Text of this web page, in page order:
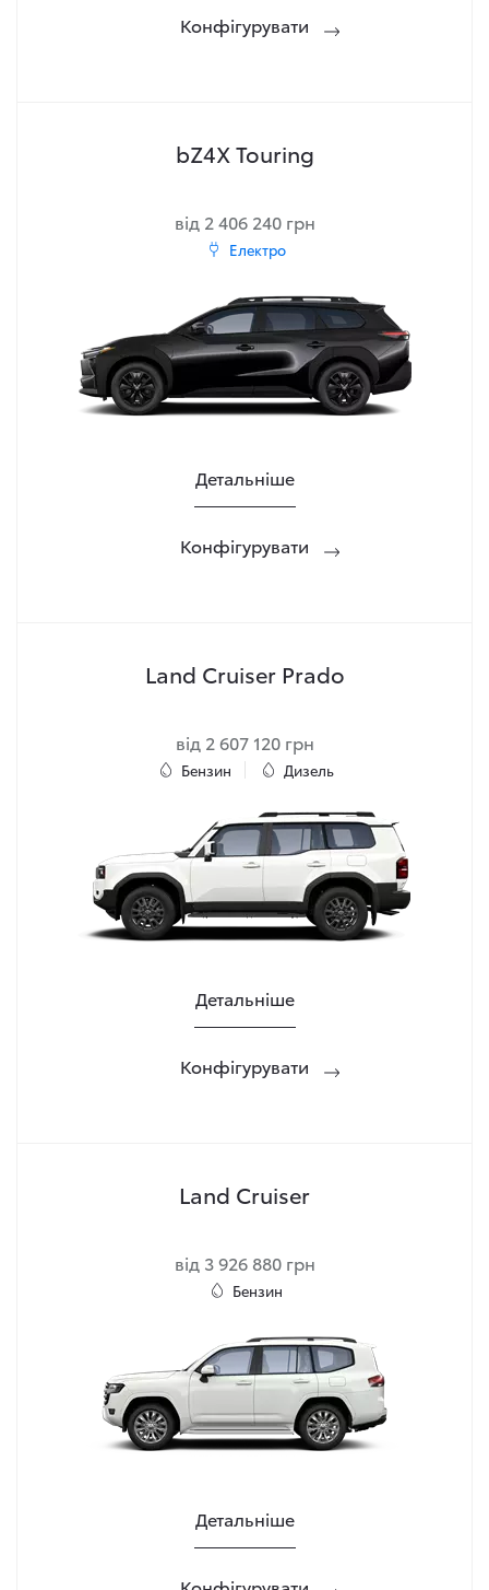
Конфігурувати
bZ4X Touring
від 2 406 240 грн
Електро
Детальніше
Конфігурувати
Land Cruiser Prado
від 2 607 120 грн
Бензин Дизель
Детальніше
Конфігурувати
Land Cruiser
від 3 926 880 грн
Бензин
Детальніше